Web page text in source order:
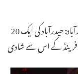
خاتون نے گھر میں پھانسی لگا کر خودکشی کرلی۔ حیدرآباد: حیدرآباد کی ایک 20
فرینڈ کے اس سے شادی